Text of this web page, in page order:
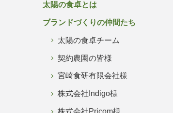
太陽の食卓とは
ブランドづくりの仲間たち
太陽の食卓チーム
契約農園の皆様
宮崎食研有限会社様
株式会社Indigo様
株式会社Pricom様